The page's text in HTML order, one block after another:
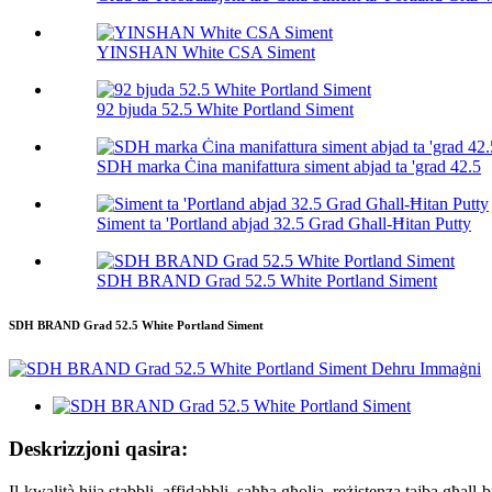
YINSHAN White CSA Siment
92 bjuda 52.5 White Portland Siment
SDH marka Ċina manifattura siment abjad ta 'grad 42.5
Siment ta 'Portland abjad 32.5 Grad Għall-Ħitan Putty
SDH BRAND Grad 52.5 White Portland Siment
SDH BRAND Grad 52.5 White Portland Siment
Deskrizzjoni qasira: